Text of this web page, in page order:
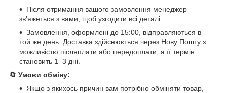
Після отримання вашого замовлення менеджер
зв'яжеться з вами, щоб узгодити всі деталі.
Замовлення, оформлені до 15:00, відправляються в
той же день. Доставка здійснюється через Нову Пошту з
можливістю післяплати або передоплати, а її термін
становить 1–3 дні.
🔄 Умови обміну:
Якщо з якихось причин вам потрібно обміняти товар,